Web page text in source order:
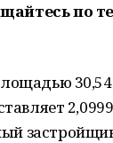
по